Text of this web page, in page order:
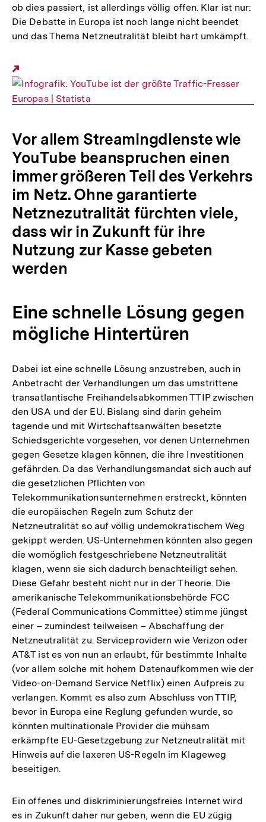
ob dies passiert, ist allerdings völlig offen. Klar ist nur:
Die Debatte in Europa ist noch lange nicht beendet
und das Thema Netzneutralität bleibt hart umkämpft.
Link:
Vor allem Streamingdienste wie
YouTube beanspruchen einen
immer größeren Teil des Verkehrs
im Netz. Ohne garantierte
Netznezutralität fürchten viele,
dass wir in Zukunft für ihre
Nutzung zur Kasse gebeten
werden
Eine schnelle Lösung gegen
mögliche Hintertüren
Dabei ist eine schnelle Lösung anzustreben, auch in
Anbetracht der Verhandlungen um das umstrittene
transatlantische Freihandelsabkommen TTIP zwischen
den USA und der EU. Bislang sind darin geheim
tagende und mit Wirtschaftsanwälten besetzte
Schiedsgerichte vorgesehen, vor denen Unternehmen
gegen Gesetze klagen können, die ihre Investitionen
gefährden. Da das Verhandlungsmandat sich auch auf
die gesetzlichen Pflichten von
Telekommunikationsunternehmen erstreckt, könnten
die europäischen Regeln zum Schutz der
Netzneutralität so auf völlig undemokratischem Weg
gekippt werden. US-Unternehmen könnten also gegen
die womöglich festgeschriebene Netzneutralität
klagen, wenn sie sich dadurch benachteiligt sehen.
Diese Gefahr besteht nicht nur in der Theorie. Die
amerikanische Telekommunikationsbehörde FCC
(Federal Communications Committee) stimme jüngst
einer – zumindest teilweisen – Abschaffung der
Netzneutralität zu. Serviceprovidern wie Verizon oder
AT&T ist es von nun an erlaubt, für bestimmte Inhalte
(vor allem solche mit hohem Datenaufkommen wie der
Video-on-Demand Service Netflix) einen Aufpreis zu
verlangen. Kommt es also zum Abschluss von TTIP,
bevor in Europa eine Reglung gefunden wurde, so
könnten multinationale Provider die mühsam
erkämpfte EU-Gesetzgebung zur Netzneutralität mit
Hinweis auf die laxeren US-Regeln im Klageweg
beseitigen.
Ein offenes und diskriminierungsfreies Internet wird
es in Zukunft daher nur geben, wenn die EU zügig